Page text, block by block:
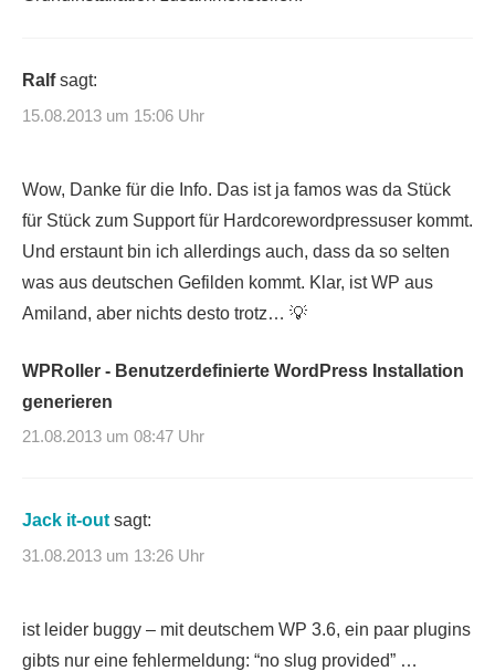
Ralf sagt:
15.08.2013 um 15:06 Uhr
Wow, Danke für die Info. Das ist ja famos was da Stück
für Stück zum Support für Hardcorewordpressuser kommt.
Und erstaunt bin ich allerdings auch, dass da so selten
was aus deutschen Gefilden kommt. Klar, ist WP aus
Amiland, aber nichts desto trotz… 💡
WPRoller - Benutzerdefinierte WordPress Installation
generieren
21.08.2013 um 08:47 Uhr
Jack it-out sagt:
31.08.2013 um 13:26 Uhr
ist leider buggy – mit deutschem WP 3.6, ein paar plugins
gibts nur eine fehlermeldung: “no slug provided” …